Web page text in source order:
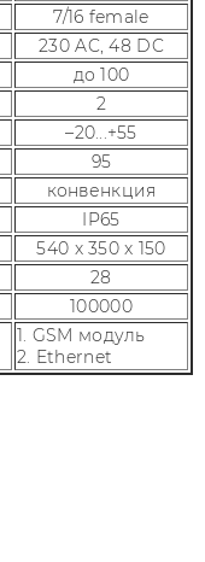
7/16 female
230 AC, 48 DC
до 100
2
–20...+55
95
конвенкция
IP65
540 x 350 x 150
28
100000
1. GSM модуль
2. Ethernet